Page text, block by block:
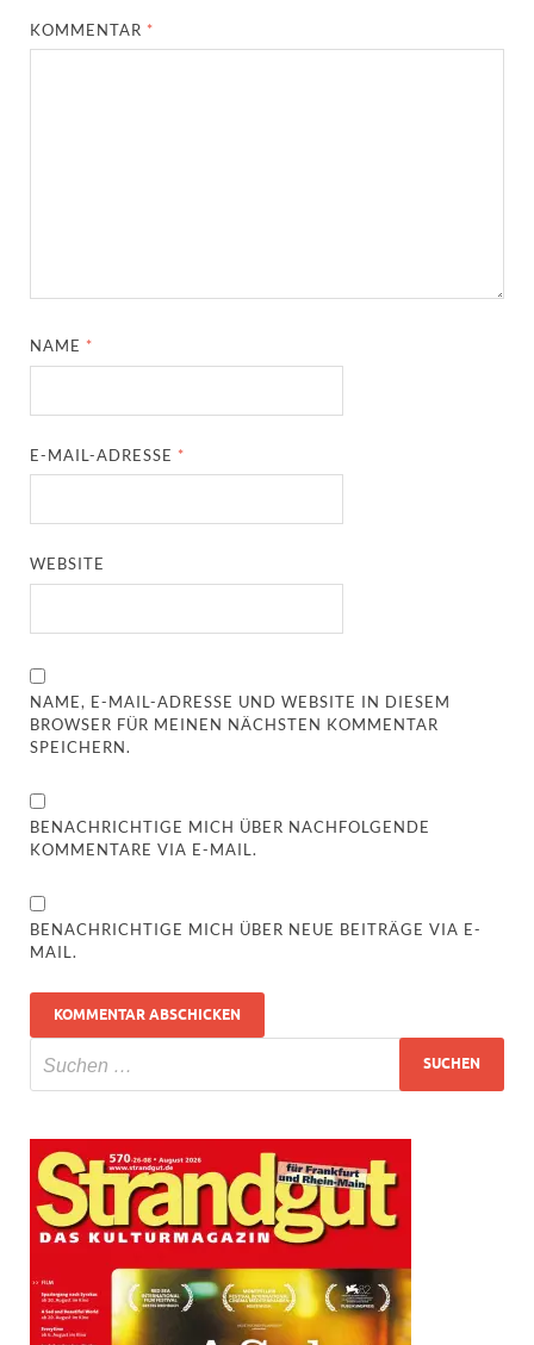
KOMMENTAR *
NAME *
E-MAIL-ADRESSE *
WEBSITE
NAME, E-MAIL-ADRESSE UND WEBSITE IN DIESEM
BROWSER FÜR MEINEN NÄCHSTEN KOMMENTAR
SPEICHERN.
BENACHRICHTIGE MICH ÜBER NACHFOLGENDE
KOMMENTARE VIA E-MAIL.
BENACHRICHTIGE MICH ÜBER NEUE BEITRÄGE VIA E-
MAIL.